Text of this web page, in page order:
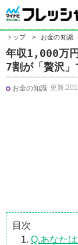
トップ > お金の知識
年収1,000万
7割が「贅沢」
お金の知識 更新
目次
Q.あなた